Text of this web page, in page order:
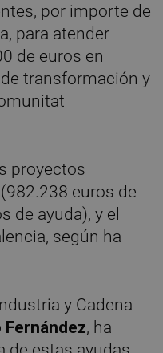
por importe de
para atender
de euros en
transformación y
proyectos
euros de
de ayuda), y el
según ha
y Cadena
Fernández, ha